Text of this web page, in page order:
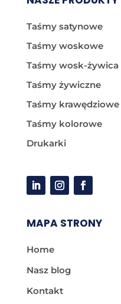
Taśmy satynowe
Taśmy woskowe
Taśmy wosk-żywica
Taśmy żywiczne
Taśmy krawędziowe
Taśmy kolorowe
Drukarki
MAPA STRONY
Home
Nasz blog
Kontakt